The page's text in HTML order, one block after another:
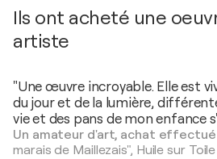
Ils ont acheté une
artiste
"Une œuvre incroyable. Elle est
du jour et de la lumière,
vie et des pans de mon enfance
Un amateur d'art, achat effectué
marais de Maillezais", Huile sur Toile